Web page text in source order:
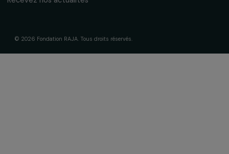
Gouvernance & équipe
Soutenir & financer vos projets